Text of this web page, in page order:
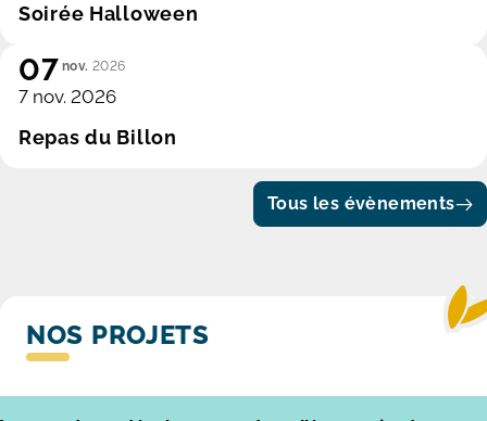
Soirée Halloween
Repas du Billon
07 nov. 2026
7 nov. 2026
Tous les évènements
NOS PROJETS